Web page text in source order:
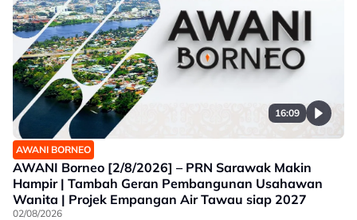
16:09
AWANI BORNEO
AWANI Borneo [2/8/2026] – PRN Sarawak Makin
Hampir | Tambah Geran Pembangunan Usahawan
Wanita | Projek Empangan Air Tawau siap 2027
02/08/2026